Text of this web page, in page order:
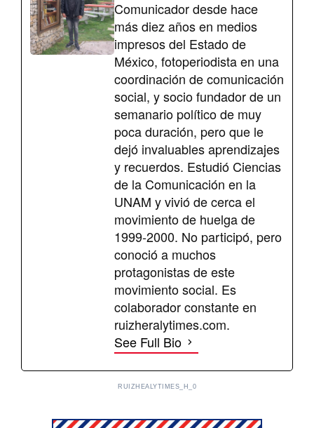
Comunicador desde hace
más diez años en medios
impresos del Estado de
México, fotoperiodista en una
coordinación de comunicación
social, y socio fundador de un
semanario político de muy
poca duración, pero que le
dejó invaluables aprendizajes
y recuerdos. Estudió Ciencias
de la Comunicación en la
UNAM y vivió de cerca el
movimiento de huelga de
1999-2000. No participó, pero
conoció a muchos
protagonistas de este
movimiento social. Es
colaborador constante en
ruizheralytimes.com.
See Full Bio
RUIZHEALYTIMES_H_0